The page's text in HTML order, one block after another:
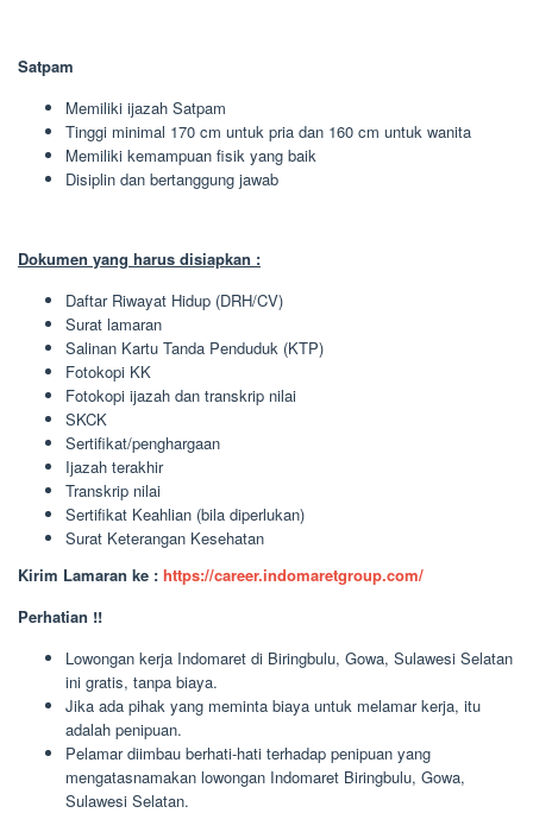
Satpam
Memiliki ijazah Satpam
Tinggi minimal 170 cm untuk pria dan 160 cm untuk wanita
Memiliki kemampuan fisik yang baik
Disiplin dan bertanggung jawab
Dokumen yang harus disiapkan :
Daftar Riwayat Hidup (DRH/CV)
Surat lamaran
Salinan Kartu Tanda Penduduk (KTP)
Fotokopi KK
Fotokopi ijazah dan transkrip nilai
SKCK
Sertifikat/penghargaan
Ijazah terakhir
Transkrip nilai
Sertifikat Keahlian (bila diperlukan)
Surat Keterangan Kesehatan
Kirim Lamaran ke : https://career.indomaretgroup.com/
Perhatian !!
Lowongan kerja Indomaret di Biringbulu, Gowa, Sulawesi Selatan
ini gratis, tanpa biaya.
Jika ada pihak yang meminta biaya untuk melamar kerja, itu
adalah penipuan.
Pelamar diimbau berhati-hati terhadap penipuan yang
mengatasnamakan lowongan Indomaret Biringbulu, Gowa,
Sulawesi Selatan.